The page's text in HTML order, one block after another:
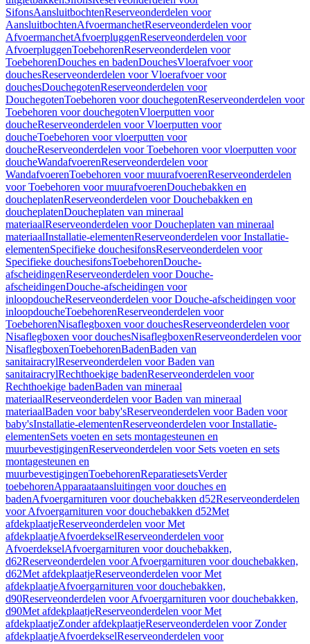
SifonsAansluitbochtenReserveonderdelen voor
AansluitbochtenAfvoermanchetReserveonderdelen voor
AfvoermanchetAfvoerpluggenReserveonderdelen voor
AfvoerpluggenToebehorenReserveonderdelen voor
ToebehorenDouches en badenDouchesVloerafvoer voor
douchesReserveonderdelen voor Vloerafvoer voor
douchesDouchegotenReserveonderdelen voor
DouchegotenToebehoren voor douchegotenReserveonderdelen voor
Toebehoren voor douchegotenVloerputten voor
doucheReserveonderdelen voor Vloerputten voor
doucheToebehoren voor vloerputten voor
doucheReserveonderdelen voor Toebehoren voor vloerputten voor
doucheWandafvoerenReserveonderdelen voor
WandafvoerenToebehoren voor muurafvoerenReserveonderdelen
voor Toebehoren voor muurafvoerenDouchebakken en
doucheplatenReserveonderdelen voor Douchebakken en
doucheplatenDoucheplaten van mineraal
materiaalReserveonderdelen voor Doucheplaten van mineraal
materiaalInstallatie-elementenReserveonderdelen voor Installatie-
elementenSpecifieke douchesifonsReserveonderdelen voor
Specifieke douchesifonsToebehorenDouche-
afscheidingenReserveonderdelen voor Douche-
afscheidingenDouche-afscheidingen voor
inloopdoucheReserveonderdelen voor Douche-afscheidingen voor
inloopdoucheToebehorenReserveonderdelen voor
ToebehorenNisaflegboxen voor douchesReserveonderdelen voor
Nisaflegboxen voor douchesNisaflegboxenReserveonderdelen voor
NisaflegboxenToebehorenBadenBaden van
sanitairacrylReserveonderdelen voor Baden van
sanitairacrylRechthoekige badenReserveonderdelen voor
Rechthoekige badenBaden van mineraal
materiaalReserveonderdelen voor Baden van mineraal
materiaalBaden voor baby'sReserveonderdelen voor Baden voor
baby'sInstallatie-elementenReserveonderdelen voor Installatie-
elementenSets voeten en sets montagesteunen en
muurbevestigingenReserveonderdelen voor Sets voeten en sets
montagesteunen en
muurbevestigingenToebehorenReparatiesetsVerder
toebehorenApparaataansluitingen voor douches en
badenAfvoergarnituren voor douchebakken d52Reserveonderdelen
voor Afvoergarnituren voor douchebakken d52Met
afdekplaatjeReserveonderdelen voor Met
afdekplaatjeAfvoerdekselReserveonderdelen voor
AfvoerdekselAfvoergarnituren voor douchebakken,
d62Reserveonderdelen voor Afvoergarnituren voor douchebakken,
d62Met afdekplaatjeReserveonderdelen voor Met
afdekplaatjeAfvoergarnituren voor douchebakken,
d90Reserveonderdelen voor Afvoergarnituren voor douchebakken,
d90Met afdekplaatjeReserveonderdelen voor Met
afdekplaatjeZonder afdekplaatjeReserveonderdelen voor Zonder
afdekplaatjeAfvoerdekselReserveonderdelen voor